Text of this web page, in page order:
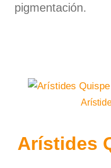
pigmentación.
Arístides